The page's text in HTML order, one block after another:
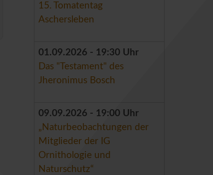
15. Tomatentag
Aschersleben
01.09.2026 - 19:30 Uhr
Das "Testament" des
Jheronimus Bosch
09.09.2026 - 19:00 Uhr
„Naturbeobachtungen der
Mitglieder der IG
Ornithologie und
Naturschutz“